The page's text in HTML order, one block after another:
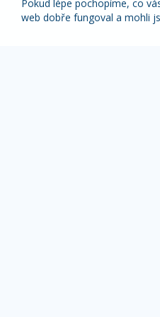
Pokud lépe pochopíme, co
web dobře fungoval a mohli